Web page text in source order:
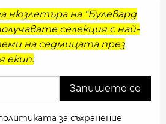
нюзлетъра на "Булевард
селекция с най-
на седмицата през
екип:
за съхранение